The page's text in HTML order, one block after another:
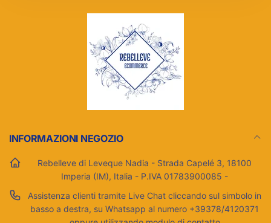
INFORMAZIONI NEGOZIO
Rebelleve di Leveque Nadia - Strada Capelé 3, 18100
Imperia (IM), Italia - P.IVA 01783900085 -
Assistenza clienti tramite Live Chat cliccando sul simbolo in
basso a destra, su Whatsapp al numero +39378/4120371